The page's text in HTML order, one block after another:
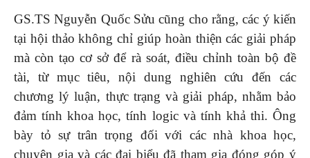
GS.TS Nguyễn Quốc Sửu cũng cho rằng, các ý kiến
tại hội thảo không chỉ giúp hoàn thiện các giải pháp
mà còn tạo cơ sở để rà soát, điều chỉnh toàn bộ đề
tài, từ mục tiêu, nội dung nghiên cứu đến các
chương lý luận, thực trạng và giải pháp, nhằm bảo
đảm tính khoa học, tính logic và tính khả thi. Ông
bày tỏ sự trân trọng đối với các nhà khoa học,
chuyên gia và các đại biểu đã tham gia đóng góp ý